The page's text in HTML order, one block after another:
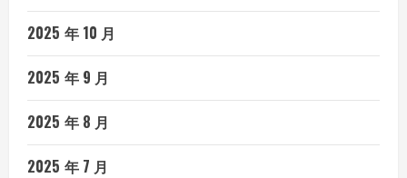
2025 年 10 月
2025 年 9 月
2025 年 8 月
2025 年 7 月